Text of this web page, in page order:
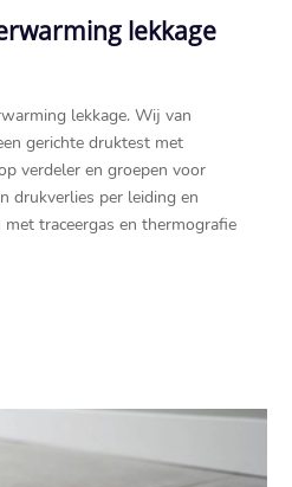
lekkage
lekkage. Wij van
gerichte druktest met
verdeler en groepen voor
drukverlies per leiding en
traceergas en thermografie